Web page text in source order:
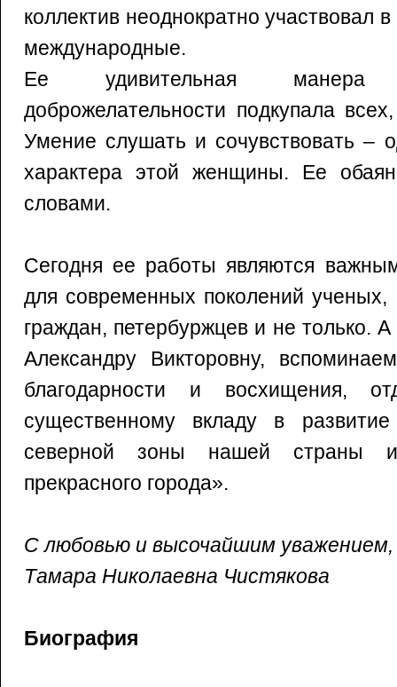
коллектив неоднократно участвовал
международные.
Ее удивительная
доброжелательности подкупала
Умение слушать и сочувствовать –
характера этой женщины. Ее
словами.
Сегодня ее работы являются
для современных поколений ученых,
граждан, петербуржцев и не только.
Александру Викторовну,
благодарности и восхищения,
существенному вкладу в развитие
северной зоны нашей страны
прекрасного города».
С любовью и высочайшим уважением,
Тамара Николаевна Чистякова
Биография